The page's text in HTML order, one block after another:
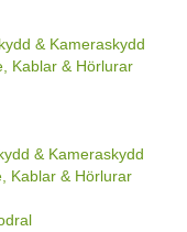
& Kameraskydd
Kablar & Hörlurar
& Kameraskydd
Kablar & Hörlurar